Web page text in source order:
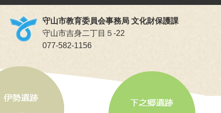
守山市教育委員会事務局 文化財保護課
守山市吉身二丁目５-22
077-582-1156